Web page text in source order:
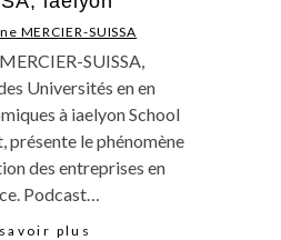
MERCIER-SUISSA
SUISSA,
Universités en en
à iaelyon School
présente le phénomène
des entreprises en
Podcast…
plus